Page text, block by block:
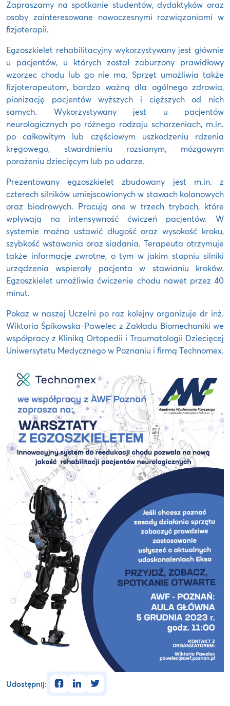
Zapraszamy na spotkanie studentów, dydaktyków oraz
osoby zainteresowane nowoczesnymi rozwiązaniami w
fizjoterapii.
Egzoszkielet rehabilitacyjny wykorzystywany jest głównie
u pacjentów, u których został zaburzony prawidłowy
wzorzec chodu lub go nie ma. Sprzęt umożliwia także
fizjoterapeutom, bardzo ważną dla ogólnego zdrowia,
pionizację pacjentów wyższych i cięższych od nich
samych. Wykorzystywany jest u pacjentów
neurologicznych po różnego rodzaju schorzeniach, m.in.
po całkowitym lub częściowym uszkodzeniu rdzenia
kręgowego, stwardnieniu rozsianym, mózgowym
porażeniu dziecięcym lub po udarze.
Prezentowany egzoszkielet zbudowany jest m.in. z
czterech silników umiejscowionych w stawach kolanowych
oraz biodrowych. Pracują one w trzech trybach, które
wpływają na intensywność ćwiczeń pacjentów. W
systemie można ustawić długość oraz wysokość kroku,
szybkość wstawania oraz siadania. Terapeuta otrzymuje
także informacje zwrotne, o tym w jakim stopniu silniki
urządzenia wspierały pacjenta w stawianiu kroków.
Egzoszkielet umożliwia ćwiczenie chodu nawet przez 40
minut.
Pokaz w naszej Uczelni po raz kolejny organizuje dr inż.
Wiktoria Śpikowska-Pawelec z Zakładu Biomechaniki we
współpracy z Kliniką Ortopedii i Traumatologii Dziecięcej
Uniwersytetu Medycznego w Poznaniu i firmą Technomex.
Udostępnij: facebooklinkedintwitter